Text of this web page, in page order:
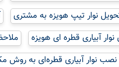
نوار تیپ هویزه به مشتری
نوار آبیاری قطره ای هویزه
نصب نوار آبیاری قطره‌ای به روش